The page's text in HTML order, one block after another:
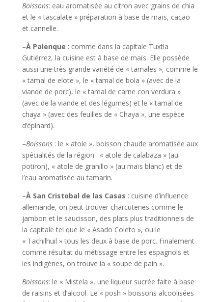
Boissons: eau aromatisée au citron avec grains de chia
et le « tascalate » préparation à base de maïs, cacao
et cannelle.
–À Palenque : comme dans la capitale Tuxtla
Gutiérrez, la cuisine est à base de maïs. Elle possède
aussi une très grande variété de « tamales », comme le
« tamal de elote », le « tamal de bola » (avec de la
viande de porc), le « tamal de carne con verdura »
(avec de la viande et des légumes) et le « tamal de
chaya » (avec des feuilles de « Chaya », une espèce
d’épinard).
–Boissons: le « atole », boisson chaude aromatisée aux
spécialités de la région : « atole de calabaza » (au
potiron), « atole de granillo » (au maïs blanc) et de
l’eau aromatisée au tamarin.
–À San Cristobal de las Casas : cuisine d’influence
allemande, on peut trouver charcuteries comme le
jambon et le saucisson, des plats plus traditionnels de
la capitale tel que le « Asado Coleto », ou le
« Tachilhuil » tous les deux à base de porc. Finalement
comme résultat du métissage entre les espagnols et
les indigènes, on trouve la « soupe de pain ».
Boissons: le « Mistela », une liqueur sucrée faite à base
de raisins et d’alcool. Le « posh » boissons alcoolisées